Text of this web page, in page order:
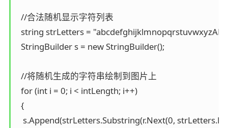
  //合法随机显示字符列表
string strLetters =
  StringBuilder s = new StringBuilder();
  //将随机生成的字符串绘制到图片上
  for (int i = 0; i < intLength; i++)
  {
s.Append(strLetters.Substring(r.Next(0,